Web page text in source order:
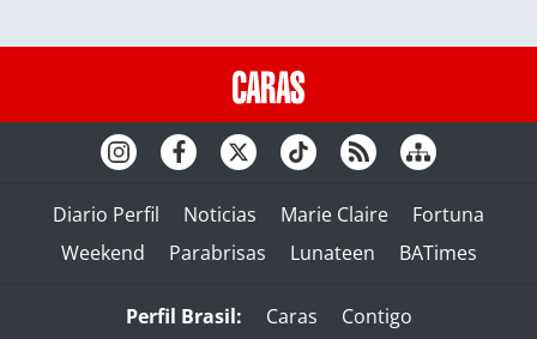
Diario Perfil Noticias Marie Claire
Fortuna
Weekend
Parabrisas Lunateen BATimes
Perfil Brasil: Caras
Contigo